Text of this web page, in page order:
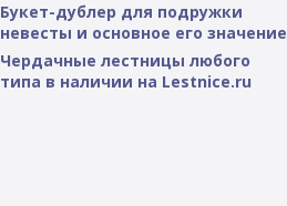
Букет-дублер для подружки
невесты и основное его значение
Чердачные лестницы любого
типа в наличии на Lestnice.ru